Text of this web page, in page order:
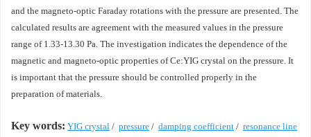
and the magneto-optic Faraday rotations with the pressure are presented. The
calculated results are agreement with the measured values in the pressure
range of 1.33-13.30 Pa. The investigation indicates the dependence of the
magnetic and magneto-optic properties of Ce:YIG crystal on the pressure. It
is important that the pressure should be controlled properly in the
preparation of materials.
Key words: YIG crystal / pressure / damping coefficient / resonance line